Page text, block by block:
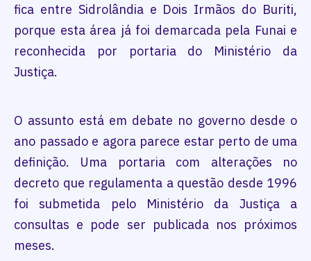
fica entre Sidrolândia e Dois Irmãos do Buriti,
porque esta área já foi demarcada pela Funai e
reconhecida por portaria do Ministério da
Justiça.
O assunto está em debate no governo desde o
ano passado e agora parece estar perto de uma
definição. Uma portaria com alterações no
decreto que regulamenta a questão desde 1996
foi submetida pelo Ministério da Justiça a
consultas e pode ser publicada nos próximos
meses.